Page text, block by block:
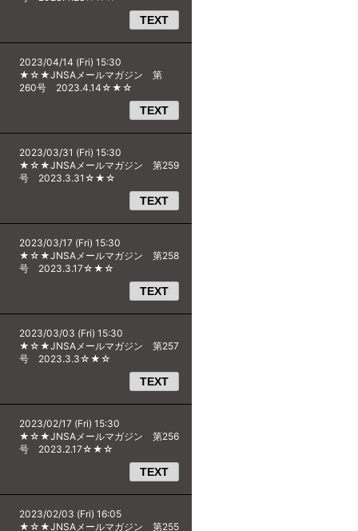
TEXT
2023/04/14 (Fri) 15:30
★☆★JNSAメールマガジン 第
260号 2023.4.14☆★☆
TEXT
2023/03/31 (Fri) 15:30
★☆★JNSAメールマガジン 第259
号 2023.3.31☆★☆
TEXT
2023/03/17 (Fri) 15:30
★☆★JNSAメールマガジン 第258
号 2023.3.17☆★☆
TEXT
2023/03/03 (Fri) 15:30
★☆★JNSAメールマガジン 第257
号 2023.3.3☆★☆
TEXT
2023/02/17 (Fri) 15:30
★☆★JNSAメールマガジン 第256
号 2023.2.17☆★☆
TEXT
2023/02/03 (Fri) 16:05
★☆★JNSAメールマガジン 第255